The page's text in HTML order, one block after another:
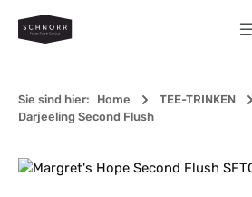
Zum Hauptinhalt springen
Sie sind hier: Home TEE-TRINKEN
Darjeeling Second Flush
Bildergalerie überspringen